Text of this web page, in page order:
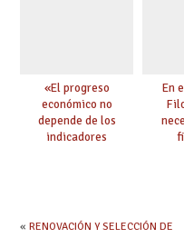
«El progreso
económico no
depende de los
indicadores
En
« RENOVACIÓN Y SELECCIÓN DE